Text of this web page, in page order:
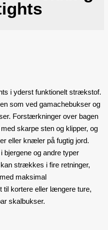
i yderst funktionelt strækstof.
som ved gamachebukser og
Forstærkninger over bagen
skarpe sten og klipper, og
eller knæler på fugtig jord.
bjergene og andre typer
strækkes i fire retninger,
maksimal
til kortere eller længere ture,
skalbukser.